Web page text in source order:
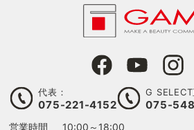
代表：
075-221-4152
G SELECT
075-
営業時間
10:00～18:00